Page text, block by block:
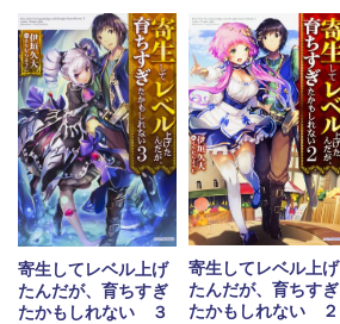
寄生してレベル上げ
たんだが、育ちすぎ
たかもしれない ３
寄生してレベル上げ
たんだが、育ちすぎ
たかもしれない ２